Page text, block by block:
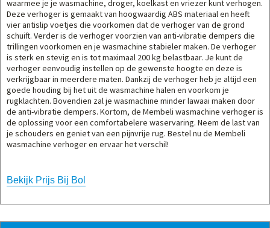
waarmee je je wasmachine, droger, koelkast en vriezer kunt verhogen.
Deze verhoger is gemaakt van hoogwaardig ABS materiaal en heeft
vier antislip voetjes die voorkomen dat de verhoger van de grond
schuift. Verder is de verhoger voorzien van anti-vibratie dempers die
trillingen voorkomen en je wasmachine stabieler maken. De verhoger
is sterk en stevig en is tot maximaal 200 kg belastbaar. Je kunt de
verhoger eenvoudig instellen op de gewenste hoogte en deze is
verkrijgbaar in meerdere maten. Dankzij de verhoger heb je altijd een
goede houding bij het uit de wasmachine halen en voorkom je
rugklachten. Bovendien zal je wasmachine minder lawaai maken door
de anti-vibratie dempers. Kortom, de Membeli wasmachine verhoger is
de oplossing voor een comfortabelere waservaring. Neem de last van
je schouders en geniet van een pijnvrije rug. Bestel nu de Membeli
wasmachine verhoger en ervaar het verschil!
Bekijk Prijs Bij Bol